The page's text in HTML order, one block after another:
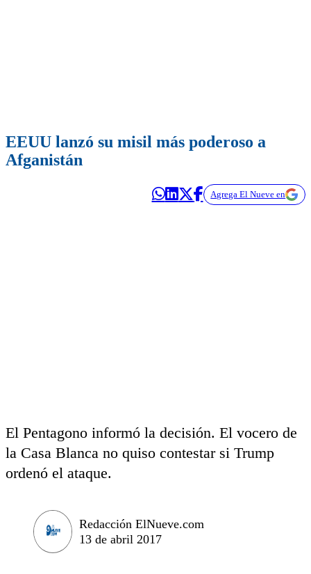
EEUU lanzó su misil más poderoso a
Afganistán
Agrega El Nueve en
El Pentagono informó la decisión. El vocero de
la Casa Blanca no quiso contestar si Trump
ordenó el ataque.
Redacción ElNueve.com
13 de abril 2017